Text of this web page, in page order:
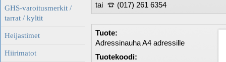
GHS-varoitusmerkit /
tarrat / kyltit
Heijastimet
Hiirimatot
tai (017) 261 6354
Tuote:
Adressinauha A4 adressille
Tuotekoodi: